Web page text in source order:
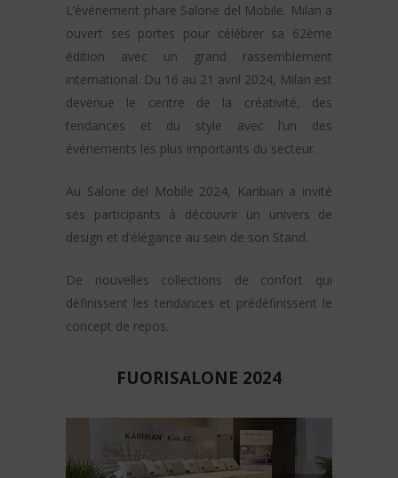
L’événement phare Salone del Mobile. Milan a
ouvert ses portes pour célébrer sa 62ème
édition avec un grand rassemblement
international. Du 16 au 21 avril 2024, Milan est
devenue le centre de la créativité, des
tendances et du style avec l’un des
événements les plus importants du secteur.
Au Salone del Mobile 2024, Karibian a invité
ses participants à découvrir un univers de
design et d’élégance au sein de son Stand.
De nouvelles collections de confort qui
définissent les tendances et prédéfinissent le
concept de repos.
FUORISALONE 2024